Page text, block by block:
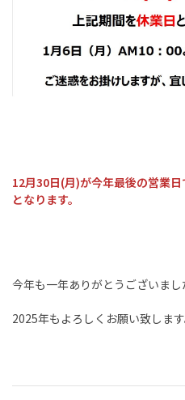
12月30日(月)が今年最後の営業
となります。
今年も一年ありがとうございまし
2025年もよろしくお願い致します